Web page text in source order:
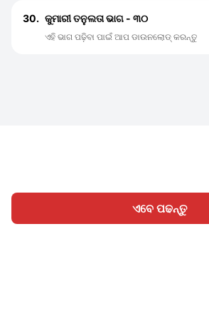
ଏବେ ପଢନ୍ତୁ
30. କୁମାରୀ ତନୁଲତା ଭାଗ - ୩୦
ଏହି ଭାଗ ପଢ଼ିବା ପାଇଁ ଆପ ଡାଉନଲୋଡ୍ କରନ୍ତୁ
ହୋମ ବିଭାଗ ଲେଖନ୍ତୁ